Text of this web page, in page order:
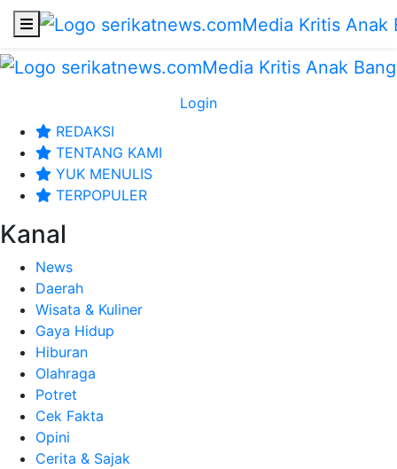
Login
REDAKSI
TENTANG KAMI
YUK MENULIS
TERPOPULER
Kanal
News
Daerah
Wisata & Kuliner
Gaya Hidup
Hiburan
Olahraga
Potret
Cek Fakta
Opini
Cerita & Sajak